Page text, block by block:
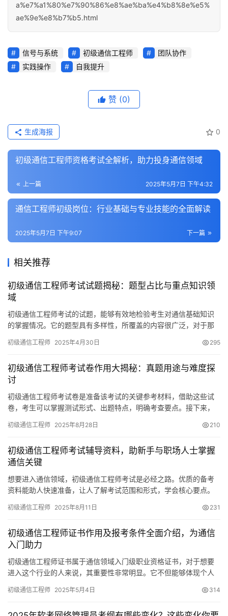
a%e7%a1%80%e7%90%86%e8%ae%ba%e4%b8%8e%e5%
ae%9e%e8%b7%b5.html
信号与系统 初级通信工程师
团队协作
实践操作
自我提升
赞 (0)
0
生成海报
初级通信工程师资格考试全解析，助力投身通信领域
上一篇 2025年5月7日 下午4:32
通信工程师初级岗位：行业基础与专业技能的全面解读
下一篇
2025年5月7日 下午9:07
相关推荐
初级通信工程师考试试题揭秘：题型占比与重点知识领
域
初级通信工程师考试的试题，能够有效地检验考生对通信基础知识
的掌握情况。它的题型具有多样性，所覆盖的内容很广泛，对于那
初级通信工程师 2025年4月30日 295
初级通信工程师考试卷作用大揭秘：真题用途与难度探
讨
初级通信工程师考试卷是准备该考试的关键参考材料，借助这些试
卷，考生可以掌握测试形式、出题特点，明确考查要点。接下来，
初级通信工程师 2025年8月28日 210
初级通信工程师考试辅导资料，助新手与职场人士掌握
通信关键
想要进入通信领域，初级通信工程师考试是必经之路。优质的备考
资料能助人快速准备，让人了解考试范围和形式，学会核心要点。
初级通信工程师 2025年8月11日 231
初级通信工程师证书作用及报考条件全面介绍，为通信
入门助力
初级通信工程师证书属于通信领域入门级职业资格证书，对于想要
进入这个行业的人来说，其重要性非常明显。它不但能够体现个人
容。
初级通信工程师 2025年5月4日 314